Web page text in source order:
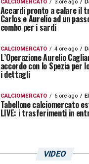
CALCIOMERCATO 3 ore ago
Accardi pronto a calare il
Carlos e Aurelio ad un
combo per i sardi
CALCIOMERCATO 4 ore ago
L’Operazione Aurelio
accordo con lo Spezia per
i dettagli
CALCIOMERCATO 6 ore ago
Tabellone calciomercato
LIVE: i trasferimenti in
VIDEO